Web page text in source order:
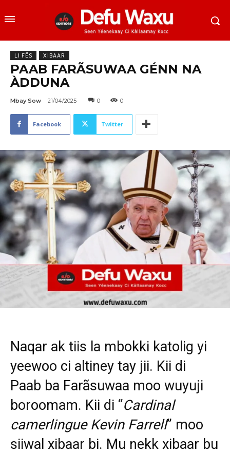
LI FËS XIBAAR
PAAB FARÃSUWAA GÉNN NA
ÀDDUNA
Mbay Sow 21/04/2025 0 0
Facebook Twitter
Naqar ak tiis la mbokki katolig yi
yeewoo ci altiney tay jii. Kii di
Paab ba Farãsuwaa moo wuyuji
boroomam. Kii di “Cardinal
camerlingue Kevin Farrell” moo
siiwal xibaar bi. Mu nekk xibaar bu